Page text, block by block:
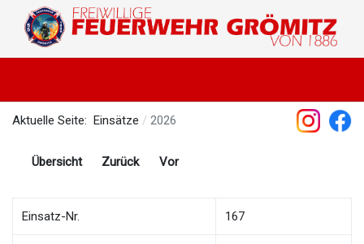
Aktuelle Seite: Einsätze 2026
Übersicht Zurück Vor
Einsatz-Nr. 167